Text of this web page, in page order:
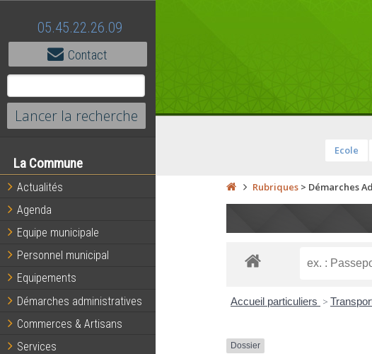
05.45.22.26.09
Contact
La Commune
Actualités
Agenda
Equipe municipale
Personnel municipal
Equipements
Démarches administratives
Commerces & Artisans
Services
Ecole
Rubriques> Démarches
Accueil particuliers >
Dossier